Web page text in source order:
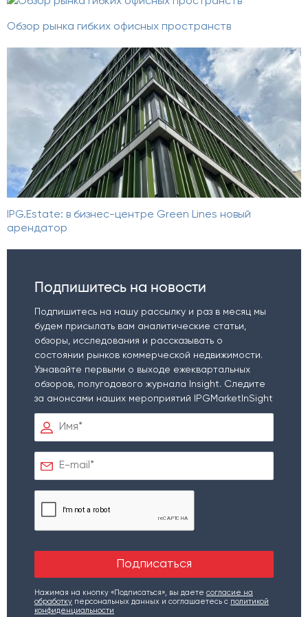
Обзор рынка гибких офисных пространств
IPG.Estate: в бизнес-центре Green Lines новый
арендатор
Подпишитесь на новости
Подпишитесь на нашу рассылку и раз в месяц мы
будем присылать вам аналитические статьи,
обзоры, исследования и рассказывать о
состоянии рынков коммерческой недвижимости.
Узнавайте первыми о выходе ежеквартальных
обзоров, полугодового журнала Insight. Следите
за анонсами наших мероприятий IPGMarketInSight
Нажимая на кнопку «Подписаться», вы даете согласие на
обработку персональных данных и соглашаетесь c политикой
конфиденциальности